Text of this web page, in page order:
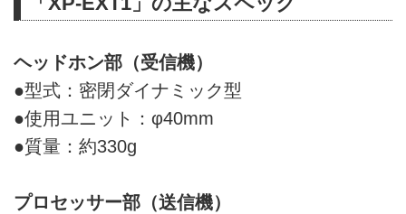
ヘッドホン部（受信機）
●型式：密閉ダイナミック型
●使用ユニット：φ40mm
●質量：約330g
プロセッサー部（送信機）